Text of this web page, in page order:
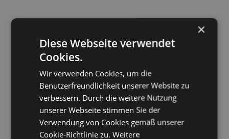
×
Diese Webseite verwendet
Cookies.
Wir verwenden Cookies, um die
Benutzerfreundlichkeit unserer Website zu
verbessern. Durch die weitere Nutzung
unserer Webseite stimmen Sie der
Verwendung von Cookies gemäß unserer
Cookie-Richtlinie zu.Weitere